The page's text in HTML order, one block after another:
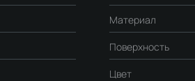
Материал
Поверхность
Цвет